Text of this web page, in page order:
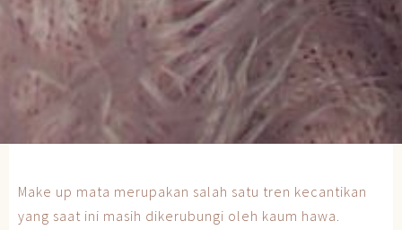
Make up mata merupakan salah satu tren kecantikan
yang saat ini masih dikerubungi oleh kaum hawa.